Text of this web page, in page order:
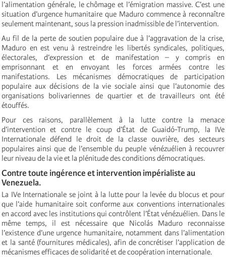
l’alimentation générale, le chômage et l’émigration massive. C’est une
situation d’urgence humanitaire que Maduro commence à reconnaître
seulement maintenant, sous la pression inadmissible de l’intervention.
Au fil de la perte de soutien populaire due à l’aggravation de la crise,
Maduro en est venu à restreindre les libertés syndicales, politiques,
électorales, d’expression et de manifestation – y compris en
emprisonnant et en envoyant les forces armées contre les
manifestations. Les mécanismes démocratiques de participation
populaire aux décisions de la vie sociale ainsi que l’autonomie des
organisations bolivariennes de quartier et de travailleurs ont été
étouffés.
Pour ces raisons, parallèlement à la lutte contre la menace
d’intervention et contre le coup d’État de Guaidó-Trump, la IVe
Internationale défend le droit de la classe ouvrière, des secteurs
populaires ainsi que de l’ensemble du peuple vénézuélien à recouvrer
leur niveau de la vie et la plénitude des conditions démocratiques.
Contre toute ingérence et intervention impérialiste au
Venezuela.
La IVe Internationale se joint à la lutte pour la levée du blocus et pour
que l’aide humanitaire soit conforme aux conventions internationales
en accord avec les institutions qui contrôlent l’État vénézuélien. Dans le
même temps, il est nécessaire que Nicolás Maduro reconnaisse
l’existence d’une urgence humanitaire, notamment dans l’alimentation
et la santé (fournitures médicales), afin de concrétiser l’application de
mécanismes efficaces de solidarité et de coopération internationale.